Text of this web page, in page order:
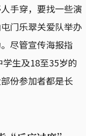
手穿，要找一些演
门乐翠关爱队举办
尽管宣传海报指
生及18至35岁的
份参加者都是长